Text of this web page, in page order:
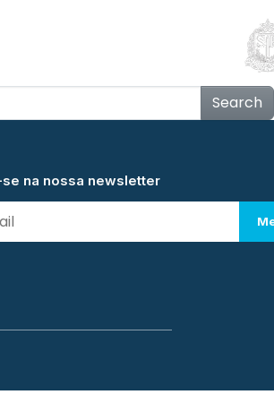
Search
na nossa newsletter